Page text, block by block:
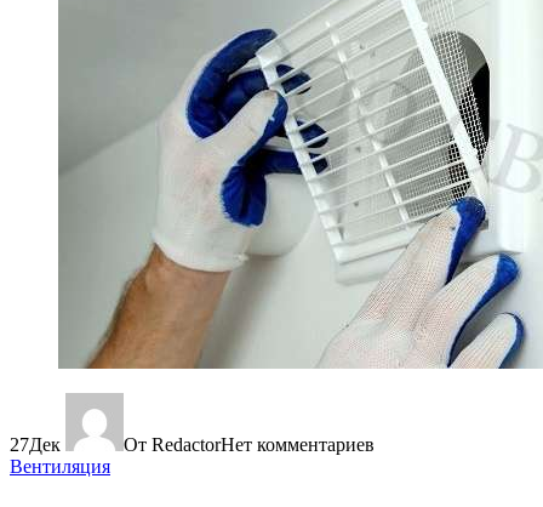
27Дек От RedactorНет комментариев
Вентиляция